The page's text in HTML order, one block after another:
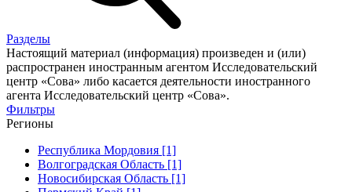
Разделы
Настоящий материал (информация) произведен и (или)
распространен иностранным агентом Исследовательский
центр «Сова» либо касается деятельности иностранного
агента Исследовательский центр «Сова».
Фильтры
Регионы
Республика Мордовия [1]
Волгоградская Область [1]
Новосибирская Область [1]